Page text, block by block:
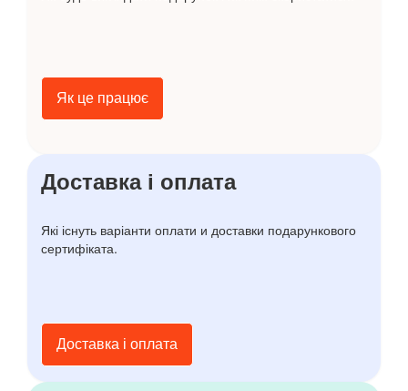
Як це працює
Доставка і оплата
Які існуть варіанти оплати и доставки подарункового
сертифіката.
Доставка і оплата